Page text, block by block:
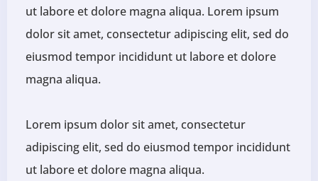
ut labore et dolore magna aliqua. Lorem ipsum
dolor sit amet, consectetur adipiscing elit, sed do
eiusmod tempor incididunt ut labore et dolore
magna aliqua.
Lorem ipsum dolor sit amet, consectetur
adipiscing elit, sed do eiusmod tempor incididunt
ut labore et dolore magna aliqua.